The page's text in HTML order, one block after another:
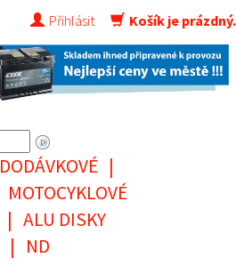
Přihlásit Košík je prázdný.
DODÁVKOVÉ |
MOTOCYKLOVÉ
| ALU DISKY
| ND